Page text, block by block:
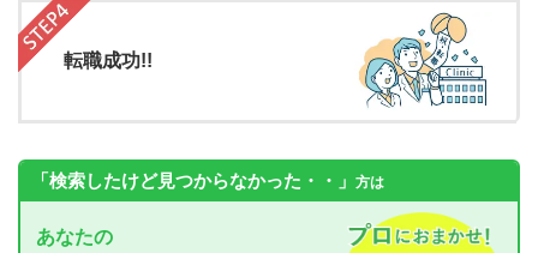
転職成功!!
「検索したけど見つからなかった・・」 方は
あなたの